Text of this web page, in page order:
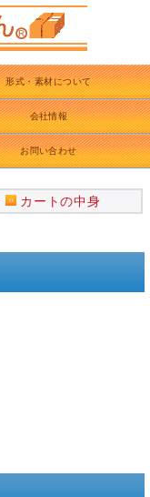
形式・素材について
会社情報
お問い合わせ
カートの中身